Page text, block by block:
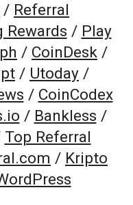
/ Referral
Rewards / Play
/ CoinDesk /
/ Utoday /
/ CoinCodex
/ Bankless /
Top Referral
/ Kripto